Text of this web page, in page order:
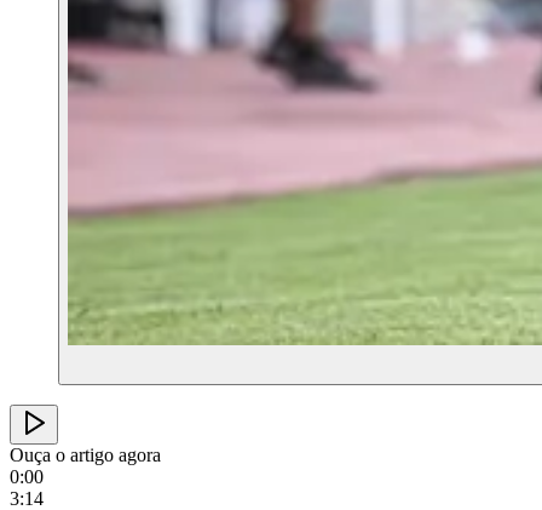
Ouça o artigo agora
0:00
3:14